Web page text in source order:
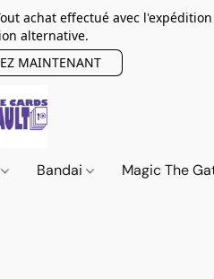
Tout achat effectué avec
alternative.
MAINTENANT
Bandai Magic The